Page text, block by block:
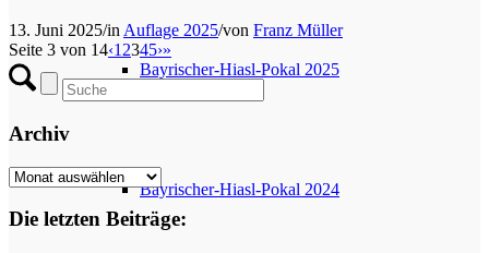
Bayrischer-Hiasl-Pokal 2025
Bayrischer-Hiasl-Pokal 2024
13. Juni 2025/in Auflage 2025/von Franz Müller
Seite 3 von 14‹1 2345›»
Archiv
Archiv
Die letzten Beiträge: